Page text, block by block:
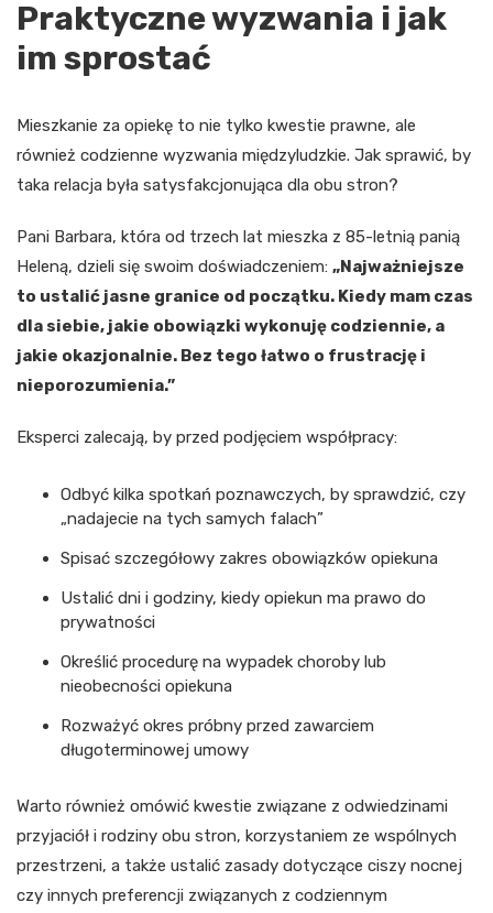
Praktyczne wyzwania i jak
im sprostać
Mieszkanie za opiekę to nie tylko kwestie prawne, ale
również codzienne wyzwania międzyludzkie. Jak sprawić, by
taka relacja była satysfakcjonująca dla obu stron?
Pani Barbara, która od trzech lat mieszka z 85-letnią panią
Heleną, dzieli się swoim doświadczeniem: „Najważniejsze
to ustalić jasne granice od początku. Kiedy mam czas
dla siebie, jakie obowiązki wykonuję codziennie, a
jakie okazjonalnie. Bez tego łatwo o frustrację i
nieporozumienia.”
Eksperci zalecają, by przed podjęciem współpracy:
Odbyć kilka spotkań poznawczych, by sprawdzić, czy
„nadajecie na tych samych falach”
Spisać szczegółowy zakres obowiązków opiekuna
Ustalić dni i godziny, kiedy opiekun ma prawo do
prywatności
Określić procedurę na wypadek choroby lub
nieobecności opiekuna
Rozważyć okres próbny przed zawarciem
długoterminowej umowy
Warto również omówić kwestie związane z odwiedzinami
przyjaciół i rodziny obu stron, korzystaniem ze wspólnych
przestrzeni, a także ustalić zasady dotyczące ciszy nocnej
czy innych preferencji związanych z codziennym